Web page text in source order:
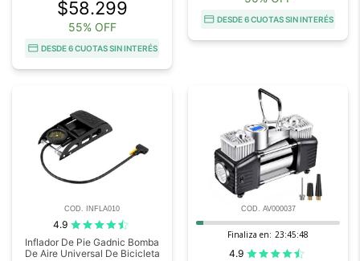
$58.299
55% OFF
DESDE 6 CUOTAS SIN INTERÉS
DESDE 6 CUOTAS SIN INTERÉS
COD. INFLA010
4.9
Inflador De Pie Gadnic Bomba
De Aire Universal De Bicicleta
COD. AV000037
Finaliza en: 23:45:47
4.9